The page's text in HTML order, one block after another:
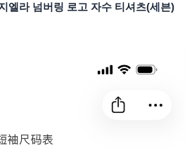
엘라 넘버링 로고 자수 티셔츠(세븐)